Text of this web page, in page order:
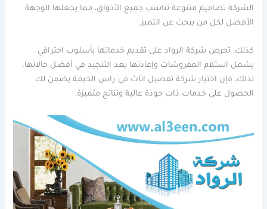
الشركة تصاميم متنوعة تناسب جميع الأذواق، مما يجعلها الوجهة
الأفضل لكل من يبحث عن التميز.
كذلك، تحرص شركة الرواد على تقديم خدماتها بأسلوب احترافي
يشمل استلام المفروشات وإعادتها بعد التنجيد في أفضل حالاتها.
لذلك، فإن اختيار شركة تفصيل اثاث في راس الخيمة يضمن لك
الحصول على خدمات ذات جودة عالية ونتائج متميزة.